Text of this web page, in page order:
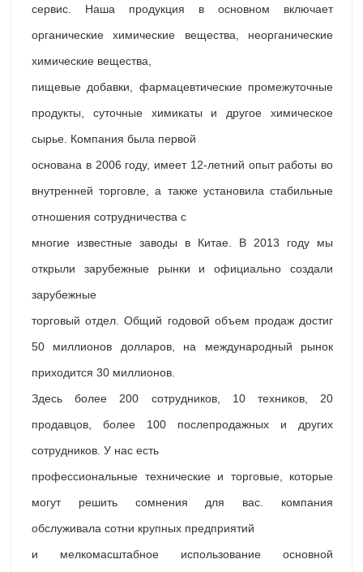
сервис. Наша продукция в основном включает
органические химические вещества, неорганические
химические вещества,
пищевые добавки, фармацевтические промежуточные
продукты, суточные химикаты и другое химическое
сырье. Компания была первой
основана в 2006 году, имеет 12-летний опыт работы во
внутренней торговле, а также установила стабильные
отношения сотрудничества с
многие известные заводы в Китае. В 2013 году мы
открыли зарубежные рынки и официально создали
зарубежные
торговый отдел. Общий годовой объем продаж достиг
50 миллионов долларов, на международный рынок
приходится 30 миллионов.
Здесь более 200 сотрудников, 10 техников, 20
продавцов, более 100 послепродажных и других
сотрудников. У нас есть
профессиональные технические и торговые, которые
могут решить сомнения для вас. компания
обслуживала сотни крупных предприятий
и мелкомасштабное использование основной